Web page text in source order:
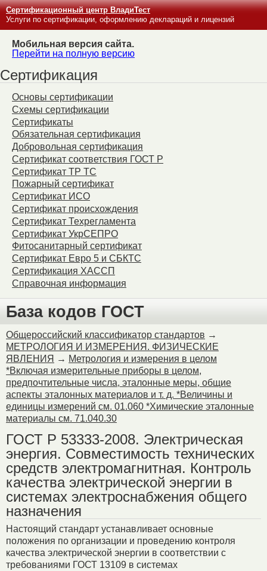
Сертификационный центр ВладиТест
Услуги по сертификации, оформлению деклараций и лицензий
Мобильная версия сайта.
Перейти на полную версию
Сертификация
Основы сертификации
Схемы сертификации
Сертификаты
Обязательная сертификация
Добровольная сертификация
Сертификат соответствия ГОСТ Р
Сертификат ТР ТС
Пожарный сертификат
Сертификат ИСО
Сертификат происхождения
Сертификат Техрегламента
Сертификат УкрСЕПРО
Фитосанитарный сертификат
Сертификат Евро 5 и СБКТС
Сертификация ХАССП
Справочная информация
База кодов ГОСТ
Общероссийский классификатор стандартов →
МЕТРОЛОГИЯ И ИЗМЕРЕНИЯ. ФИЗИЧЕСКИЕ
ЯВЛЕНИЯ → Метрология и измерения в целом
*Включая измерительные приборы в целом,
предпочтительные числа, эталонные меры, общие
аспекты эталонных материалов и т. д. *Величины и
единицы измерений см. 01.060 *Химические эталонные
материалы см. 71.040.30
ГОСТ Р 53333-2008. Электрическая
энергия. Совместимость технических
средств электромагнитная. Контроль
качества электрической энергии в
системах электроснабжения общего
назначения
Настоящий стандарт устанавливает основные
положения по организации и проведению контроля
качества электрической энергии в соответствии с
требованиями ГОСТ 13109 в системах